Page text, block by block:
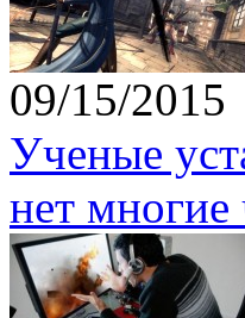
09/15/2015
Ученые
нет многие